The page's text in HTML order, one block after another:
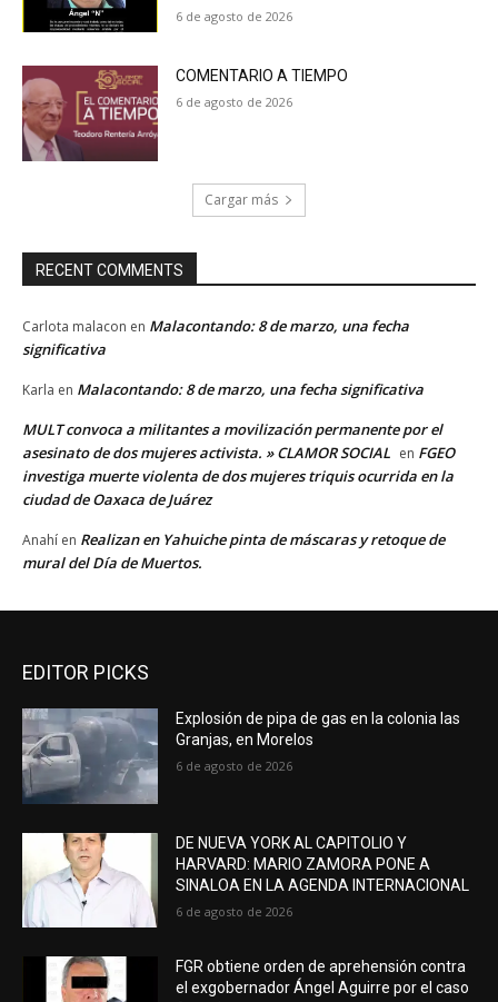
6 de agosto de 2026
COMENTARIO A TIEMPO
6 de agosto de 2026
Cargar más
RECENT COMMENTS
Carlota malacon en Malacontando: 8 de marzo, una fecha
significativa
Karla en Malacontando: 8 de marzo, una fecha significativa
MULT convoca a militantes a movilización permanente por el
asesinato de dos mujeres activista. » CLAMOR SOCIAL en FGEO
investiga muerte violenta de dos mujeres triquis ocurrida en la
ciudad de Oaxaca de Juárez
Anahí en Realizan en Yahuiche pinta de máscaras y retoque de
mural del Día de Muertos.
EDITOR PICKS
Explosión de pipa de gas en la colonia las
Granjas, en Morelos
6 de agosto de 2026
DE NUEVA YORK AL CAPITOLIO Y
HARVARD: MARIO ZAMORA PONE A
SINALOA EN LA AGENDA INTERNACIONAL
6 de agosto de 2026
FGR obtiene orden de aprehensión contra
el exgobernador Ángel Aguirre por el caso